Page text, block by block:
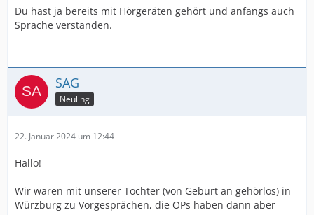
Du hast ja bereits mit Hörgeräten gehört und anfangs auch
Sprache verstanden.
SAG
Neuling
22. Januar 2024 um 12:44
Hallo!
Wir waren mit unserer Tochter (von Geburt an gehörlos) in
Würzburg zu Vorgesprächen, die OPs haben dann aber